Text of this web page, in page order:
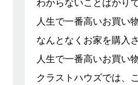
人生で一番高いお買い
なんとなくお家を購入
人生で一番高いお買い
クラストハウズでは、